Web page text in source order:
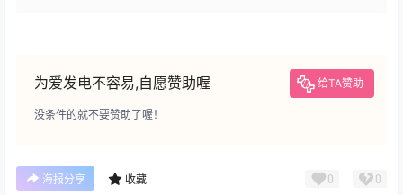
为爱发电不容易,自愿赞助喔 给TA赞助
没条件的就不要赞助了喔！
海报分享 收藏 0 0